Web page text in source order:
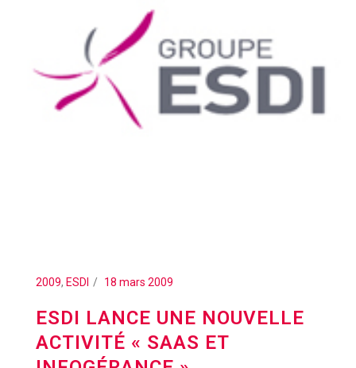
2009, ESDI 18 mars 2009
ESDI LANCE UNE NOUVELLE
ACTIVITÉ « SAAS ET